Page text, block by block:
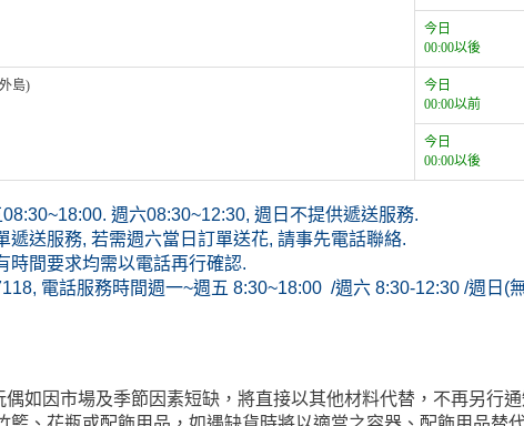
今日
00:00以後
島)
今日
00:00以前
今日
00:00以後
週六08:30~12:30, 週日不提供遞送服務.
遞送服務, 若需週六當日訂單送花, 請事先電話聯絡.
時間要求均需以電話再行確認.
電話服務時間週一~週五 8:30~18:00 /週六 8:30-12:30 /週日(
偶如因市場及季節因素短缺，將直接以其他材料代替，不再另行